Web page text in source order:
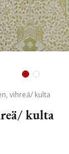
vihreä/ kulta
kulta